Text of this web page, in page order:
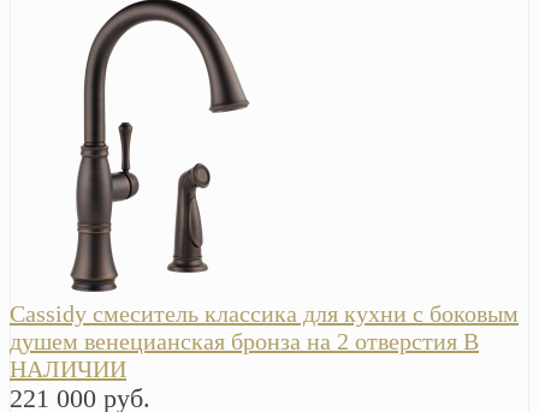
Cassidy смеситель классика для кухни с боковым
душем венецианская бронза на 2 отверстия В
НАЛИЧИИ
221 000 руб.